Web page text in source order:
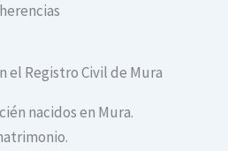
el Registro Civil de Mura
nacidos en Mura.